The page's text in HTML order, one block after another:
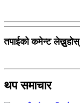
तपाईको कमेन्ट लेख्नुहोस्
थप समाचार